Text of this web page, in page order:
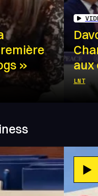
»
aux
LNT